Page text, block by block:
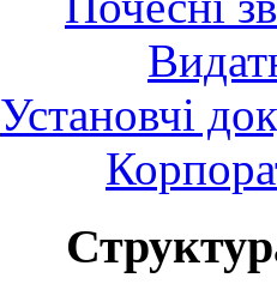
Установчі